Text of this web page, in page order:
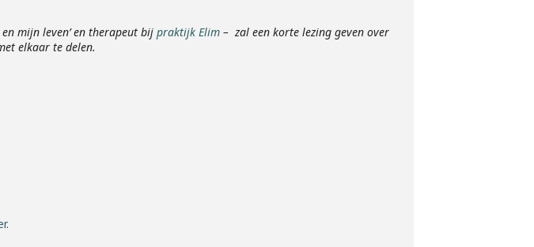
mijn leven’ en therapeut bij praktijk Elim – zal een korte lezing geven over
elkaar te delen.